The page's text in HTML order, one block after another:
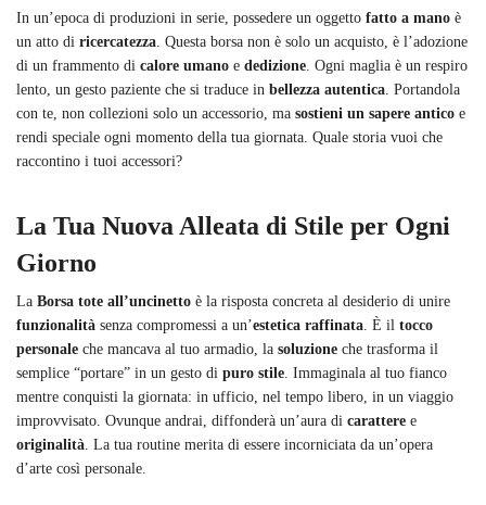
In un’epoca di produzioni in serie, possedere un oggetto fatto a mano è
un atto di ricercatezza . Questa borsa non è solo un acquisto, è l’adozione
di un frammento di calore umano e dedizione . Ogni maglia è un respiro
lento, un gesto paziente che si traduce in bellezza autentica . Portandola
con te, non collezioni solo un accessorio, ma sostieni un sapere antico e
rendi speciale ogni momento della tua giornata. Quale storia vuoi che
raccontino i tuoi accessori?
La Tua Nuova Alleata di Stile per Ogni
Giorno
La Borsa tote all’uncinetto è la risposta concreta al desiderio di unire
funzionalità senza compromessi a un’estetica raffinata . È il tocco
personale che mancava al tuo armadio, la soluzione che trasforma il
semplice “portare” in un gesto di puro stile . Immaginala al tuo fianco
mentre conquisti la giornata: in ufficio, nel tempo libero, in un viaggio
improvvisato. Ovunque andrai, diffonderà un’aura di carattere e
originalità . La tua routine merita di essere incorniciata da un’opera
d’arte così personale.